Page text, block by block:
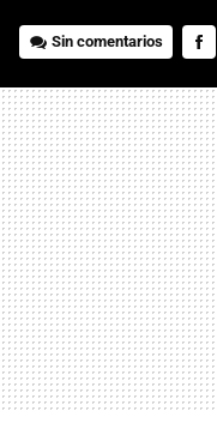
Sin comentarios